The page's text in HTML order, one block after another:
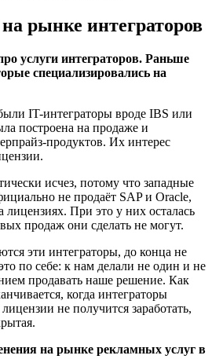
рынке интеграторов
услуги интеграторов. Раньше
специализировались на
IT-интеграторы вроде IBS или
построена на продаже и
продуктов. Их интерес
исчез, потому что западные
не продаёт SAP и Oracle,
лицензиях. При это у них осталась
продаж они сделать не могут.
эти интеграторы, до конца не
по себе: к нам делали не один и не
продавать наше решение. Как
когда интеграторы
не получится заработать,
на рынке рекламных услуг в